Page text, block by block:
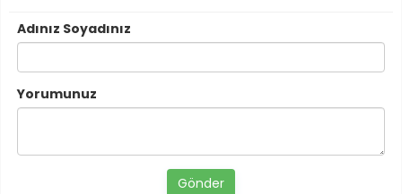
Adınız Soyadınız
Yorumunuz
Gönder